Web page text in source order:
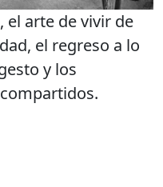
arte de vivir de
el regreso a lo
y los